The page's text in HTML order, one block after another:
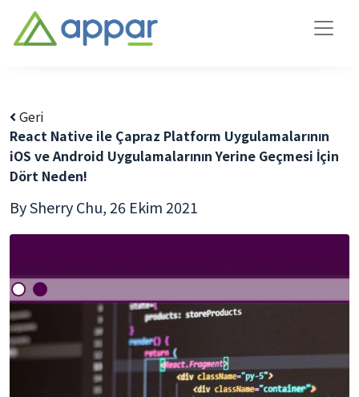
Geri
React Native ile Çapraz Platform Uygulamalarının
iOS ve Android Uygulamalarının Yerine Geçmesi İçin
Dört Neden!
By Sherry Chu, 26 Ekim 2021